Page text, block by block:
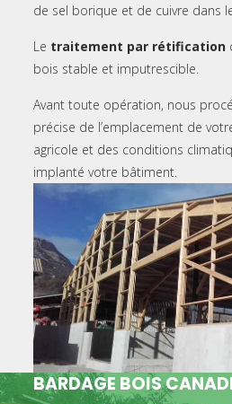
de sel borique et de cuivre dans
Le traitement par rétification
bois stable et imputrescible.
Avant toute opération, nous
précise de l’emplacement de
agricole et des conditions
implanté votre bâtiment.
BARDAGE BOIS